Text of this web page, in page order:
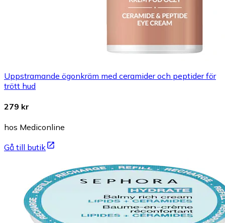
Uppstramande ögonkräm med ceramider och peptider för
trött hud
279 kr
hos Mediconline
Gå till butik